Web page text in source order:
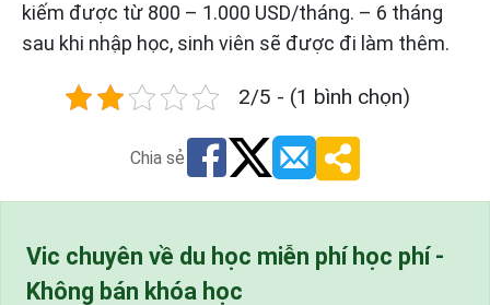
kiếm được từ 800 – 1.000 USD/tháng. – 6 tháng
sau khi nhập học, sinh viên sẽ được đi làm thêm.
2/5 - (1 bình chọn)
Chia sẻ
Vic chuyên về du học miễn phí học phí -
Không bán khóa học